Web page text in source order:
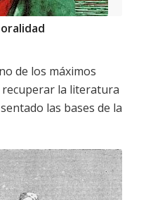
de los máximos
la literatura
las bases de la